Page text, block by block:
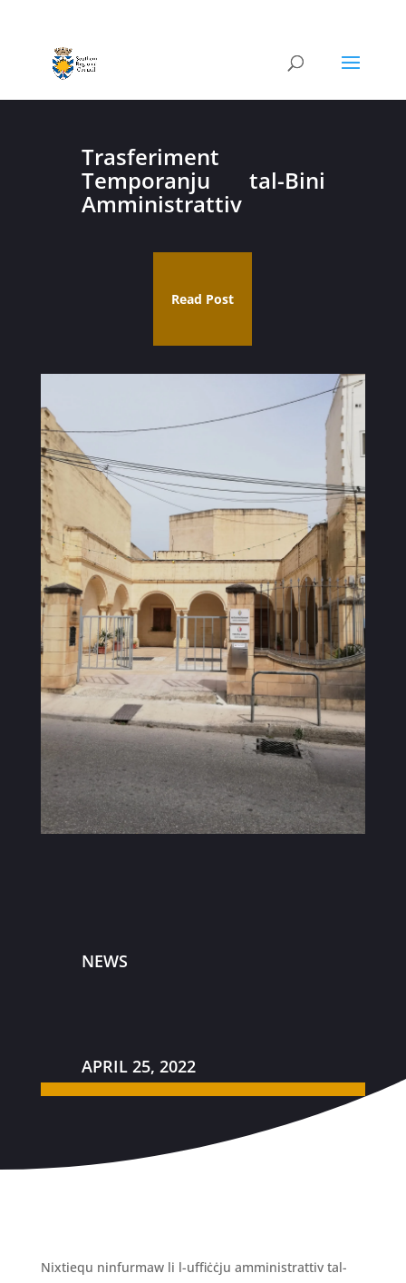
Trasferiment
Temporanju tal-Bini
Amministrattiv
Read Post
NEWS
APRIL 25, 2022
Nixtiequ ninfurmaw li l-uffiċċju amministrattiv tal-